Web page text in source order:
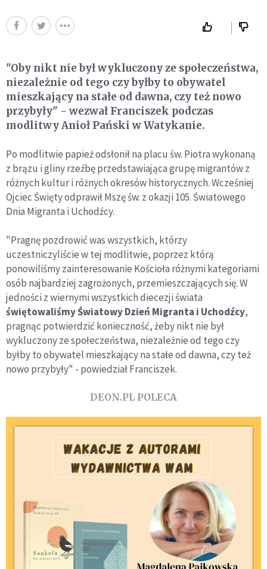
"Oby nikt nie był wykluczony ze społeczeństwa,
niezależnie od tego czy byłby to obywatel
mieszkający na stałe od dawna, czy też nowo
przybyły" - wezwał Franciszek podczas
modlitwy Anioł Pański w Watykanie.
Po modlitwie papież odsłonił na placu św. Piotra wykonaną
z brązu i gliny rzeźbę przedstawiająca grupę migrantów z
różnych kultur i różnych okresów historycznych. Wcześniej
Ojciec Święty odprawił Mszę św. z okazji 105. Światowego
Dnia Migranta i Uchodźcy.
"Pragnę pozdrowić was wszystkich, którzy
uczestniczyliście w tej modlitwie, poprzez którą
ponowiliśmy zainteresowanie Kościoła różnymi kategoriami
osób najbardziej zagrożonych, przemieszczających się. W
jedności z wiernymi wszystkich diecezji świata
świętowaliśmy Światowy Dzień Migranta i Uchodźcy,
pragnąc potwierdzić konieczność, żeby nikt nie był
wykluczony ze społeczeństwa, niezależnie od tego czy
byłby to obywatel mieszkający na stałe od dawna, czy też
nowo przybyły" - powiedział Franciszek.
DEON.PL POLECA